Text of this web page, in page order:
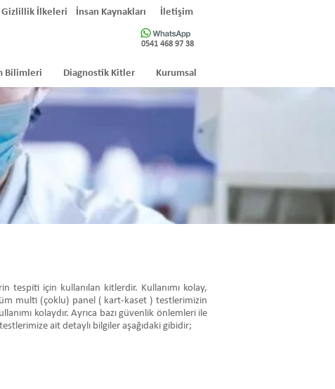
Bilimleri Diagnostik Kitler Kurumsal
Gizlillik İlkeleri İnsan Kaynakları İletişim
0541 468 97 38
için kullanılan kitlerdir. Kullanımı kolay,
multi (çoklu) panel ( kart-kaset ) testlerimizin
kolaydır. Ayrıca bazı güvenlik önlemleri ile
ait detaylı bilgiler aşağıdaki gibidir;